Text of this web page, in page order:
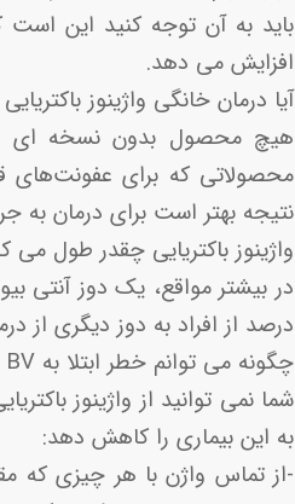
افزایش می دهد.
آیا درمان خانگی واژینوز
نتیجه بهتر است برای درمان به
واژینوز باکتریایی چقدر طول می
درصد از افراد به دوز دیگری از
چگونه می توانم خطر ابتلا به BV را کاهش دهم؟
شما نمی توانید از واژینوز
به این بیماری را کاهش دهد:
-از تماس واژن با هر چیزی که